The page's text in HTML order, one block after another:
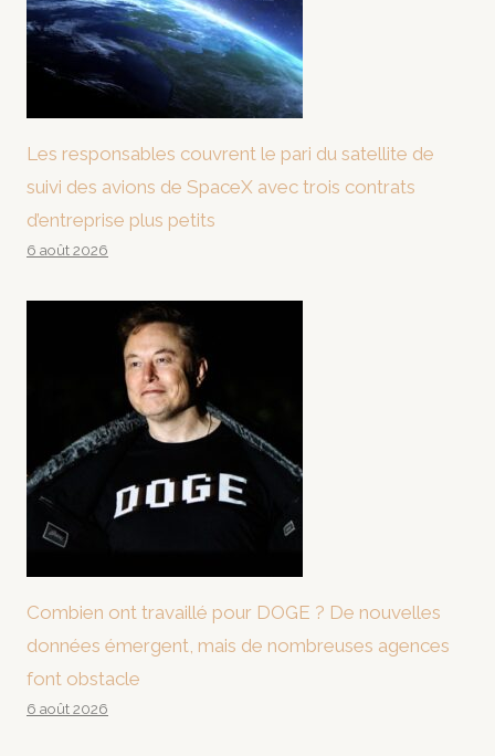
Les responsables couvrent le pari du satellite de
suivi des avions de SpaceX avec trois contrats
d’entreprise plus petits
6 août 2026
Combien ont travaillé pour DOGE ? De nouvelles
données émergent, mais de nombreuses agences
font obstacle
6 août 2026